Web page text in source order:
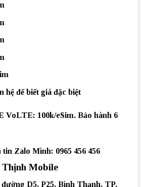
hệ để biết giá đặc biệt
VoLTE: 100k/eSim. Bảo hành 6
Zalo Mình: 0965 456 456
Mobile
đường D5, P25, Bình Thạnh, TP.